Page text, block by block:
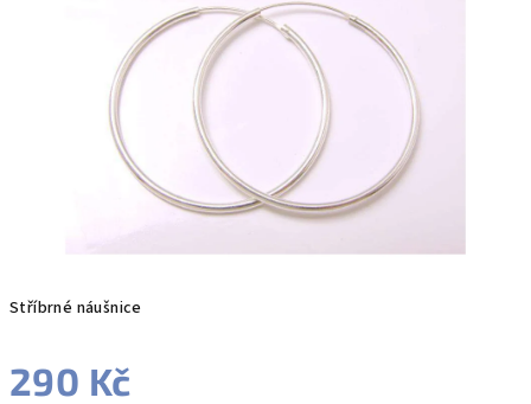
Stříbrné náušnice
290 Kč